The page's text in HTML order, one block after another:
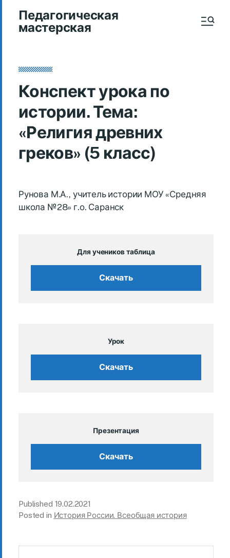
Педагогическая
мастерская
Конспект урока по
истории. Тема:
«Религия древних
греков» (5 класс)
Рунова М.А., учитель истории МОУ «Средняя
школа №28» г.о. Саранск
Для учеников таблица
Скачать
Урок
Скачать
Презентация
Скачать
Published 19.02.2021
Posted in История России. Всеобщая история